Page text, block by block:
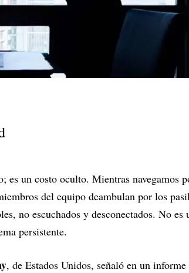
es un costo oculto. Mientras navegamos
del equipo deambulan por los
no escuchados y desconectados. No es
persistente.
, de Estados Unidos, señaló en un